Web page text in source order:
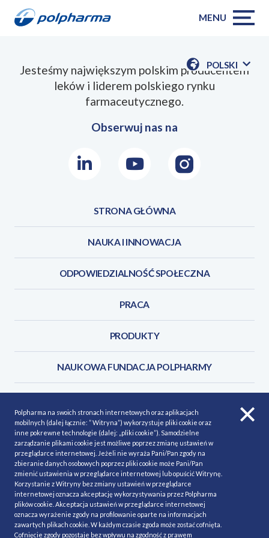
MENU
POLSKI
POKAŻ
Jesteśmy największym polskim producentem
leków i liderem polskiego rynku
farmaceutycznego.
Obserwuj nas na
LinkedInYoutubeInstagram
STRONA GŁÓWNA
NAUKA I INNOWACJA
ODPOWIEDZIALNOŚĆ SPOŁECZNA
PRACA
PRODUKTY
NAUKOWA FUNDACJA POLPHARMY
POLITYKA COOKIES
Polityka prywatności
MAPA STRONY
NASZE SERWISY
MATERIAŁY DO POBRANIA
MINIMALIZACJA RYZYKA
Polpharma na swoich stronach internetowych oraz aplikacjach
mobilnych (dalej łącznie: ” Witryna”) wykorzystuje pliki cookie oraz
inne pokrewne technologie (dalej: „pliki cookie”). Samodzielne
zarządzanie plikami cookie jest możliwe poprzez zmianę ustawień w
przeglądarce internetowej. Jeżeli nie wyraża Pani/Pan zgody na
zbieranie danych osobowych poprzez pliki cookie może Pani/Pan
zmienić ustawienia w przeglądarce internetowej lub opuścić Witrynę.
Korzystanie z Witryny bez zmiany ustawień w przeglądarce
internetowej oznacza akceptację wykorzystywania przez Polpharma
plików cookie. Akceptacja ustawień w przeglądarce internetowej
oznacza wyrażenie zgody na profilowanie oparte na informacjach
zawartych plikach cookie. W każdym czasie zgoda może zostać cofnięta.
Cofnięcie zgody pozostaje bez wpływu na zgodność z prawem